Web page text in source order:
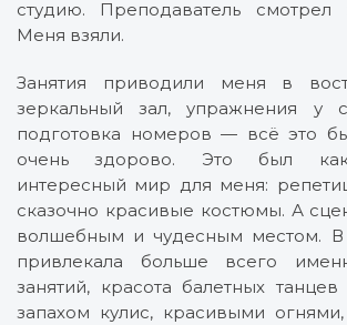
студию. Преподаватель
Меня взяли.
Занятия приводили меня в
зеркальный зал, упражнения у
подготовка номеров — всё это
очень здорово. Это был
интересный мир для меня:
сказочно красивые костюмы. А
волшебным и чудесным местом.
привлекала больше всего
занятий, красота балетных
запахом кулис, красивыми